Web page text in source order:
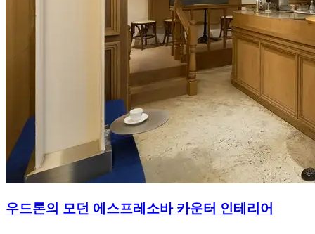
우드톤의 모던 에스프레소바 카운터 인테리어